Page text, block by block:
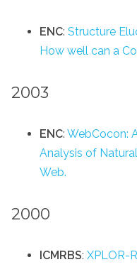
ENC: Structure
How well can a
2003
ENC: WebCocon:
Analysis of
Web.
2000
ICMRBS: XPLOR-